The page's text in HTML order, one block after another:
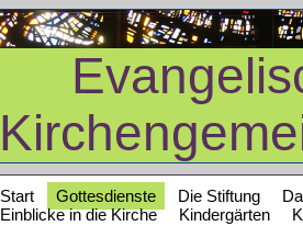
Start Gottesdienste Die Stiftung
Einblicke in die Kirche
Kindergärten